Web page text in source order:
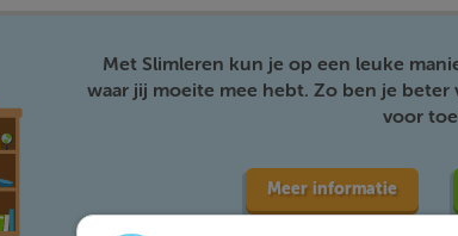
Met Slimleren kun je op een leuke
waar jij moeite mee hebt. Zo ben je
voor
Meer informatie